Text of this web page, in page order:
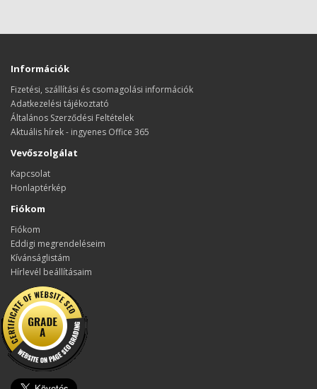
Információk
Fizetési, szállítási és csomagolási információk
Adatkezelési tájékoztató
Általános Szerződési Feltételek
Aktuális hírek - ingyenes Office 365
Vevőszolgálat
Kapcsolat
Honlaptérkép
Fiókom
Fiókom
Eddigi megrendeléseim
Kívánságlistám
Hírlevél beállításaim